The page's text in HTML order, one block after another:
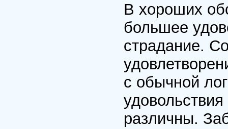
В хороших
большее
страдание.
с обычной
различны.